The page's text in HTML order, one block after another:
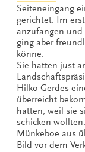
Seiteneingang
gerichtet. Im
anzufangen
ging aber
könne.
Sie hatten just
Hilko Gerdes
überreicht
hatten, weil sie
schicken
Münkeboe aus
Bild vor dem